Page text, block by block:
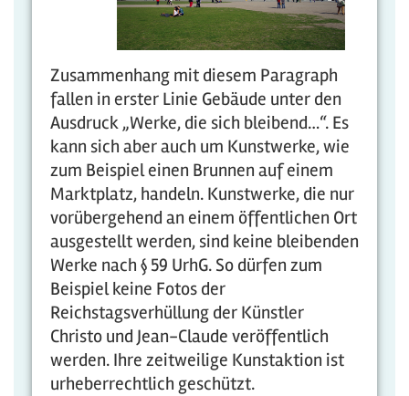
Zusammenhang mit diesem Paragraph
fallen in erster Linie Gebäude unter den
Ausdruck „Werke, die sich bleibend…“. Es
kann sich aber auch um Kunstwerke, wie
zum Beispiel einen Brunnen auf einem
Marktplatz, handeln. Kunstwerke, die nur
vorübergehend an einem öffentlichen Ort
ausgestellt werden, sind keine bleibenden
Werke nach § 59 UrhG. So dürfen zum
Beispiel keine Fotos der
Reichstagsverhüllung der Künstler
Christo und Jean-Claude veröffentlich
werden. Ihre zeitweilige Kunstaktion ist
urheberrechtlich geschützt.